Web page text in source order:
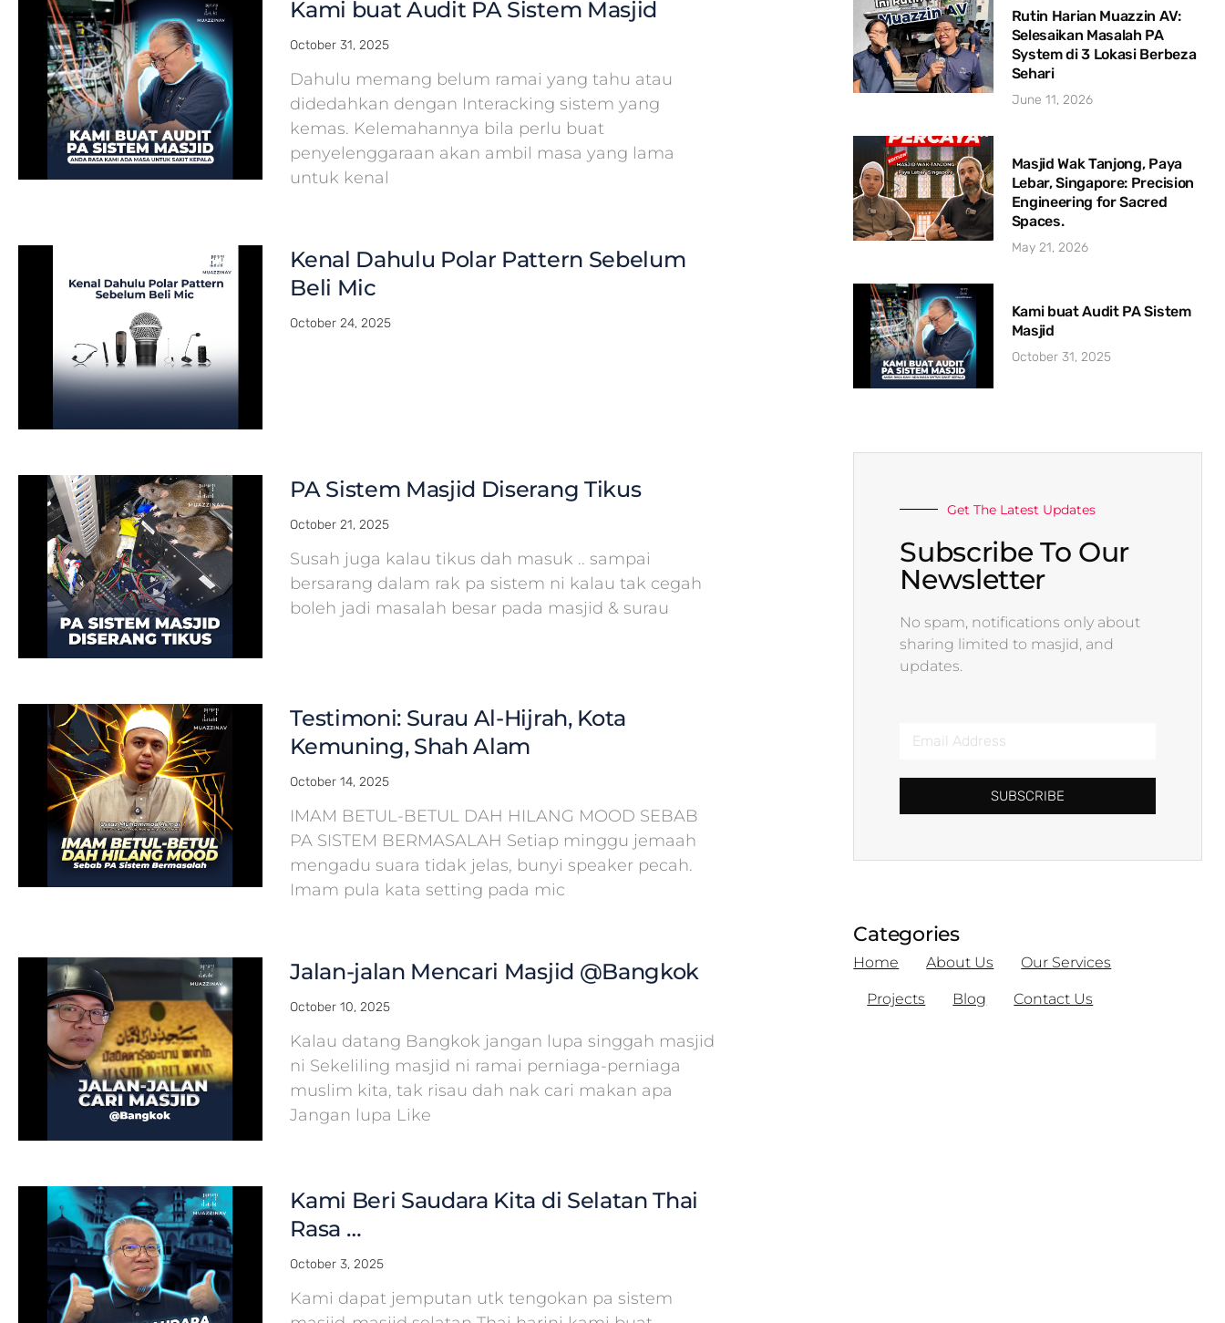
Kami buat Audit PA Sistem Masjid
October 31, 2025
Dahulu memang belum ramai yang tahu atau
didedahkan dengan Interacking sistem yang
kemas. Kelemahannya bila perlu buat
penyelenggaraan akan ambil masa yang lama
untuk kenal
Kenal Dahulu Polar Pattern Sebelum
Beli Mic
October 24, 2025
PA Sistem Masjid Diserang Tikus
October 21, 2025
Susah juga kalau tikus dah masuk .. sampai
bersarang dalam rak pa sistem ni kalau tak cegah
boleh jadi masalah besar pada masjid & surau
Testimoni: Surau Al-Hijrah, Kota
Kemuning, Shah Alam
October 14, 2025
IMAM BETUL-BETUL DAH HILANG MOOD SEBAB
PA SISTEM BERMASALAH Setiap minggu jemaah
mengadu suara tidak jelas, bunyi speaker pecah.
Imam pula kata setting pada mic
Jalan-jalan Mencari Masjid @Bangkok
October 10, 2025
Kalau datang Bangkok jangan lupa singgah masjid
ni Sekeliling masjid ni ramai perniaga-perniaga
muslim kita, tak risau dah nak cari makan apa
Jangan lupa Like
Kami Beri Saudara Kita di Selatan Thai
Rasa …
October 3, 2025
Kami dapat jemputan utk tengokan pa sistem
Rutin Harian Muazzin AV:
Selesaikan Masalah PA
System di 3 Lokasi Berbeza
Sehari
June 11, 2026
Masjid Wak Tanjong, Paya
Lebar, Singapore: Precision
Engineering for Sacred
Spaces.
May 21, 2026
Kami buat Audit PA Sistem
Masjid
October 31, 2025
Get The Latest Updates
Subscribe To Our
Newsletter
No spam, notifications only about
sharing limited to masjid, and
updates.
SUBSCRIBE
Categories
Home About Us Our Services
Projects Blog Contact Us